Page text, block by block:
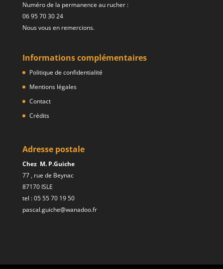
Numéro de la permanence au rucher :
06 95 70 30 24
Nous vous en remercions.
Informations complémentaires
Politique de confidentialité
Mentions légales
Contact
Crédits
Adresse postale
Chez M. P.Guiche
77 , rue de Beynac
87170 ISLE
tel : 05 55 70 19 50
pascal.guiche@wanadoo.fr